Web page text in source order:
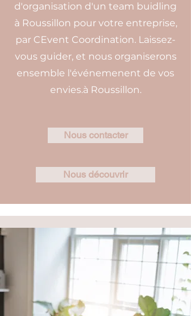
d'organisation d'un team buidling
à Roussillon pour votre entreprise,
par CEvent Coordination. Laissez-
vous guider, et nous organiserons
ensemble l'événemenent de vos
envies.à Roussillon.
Nous contacter
Nous découvrir